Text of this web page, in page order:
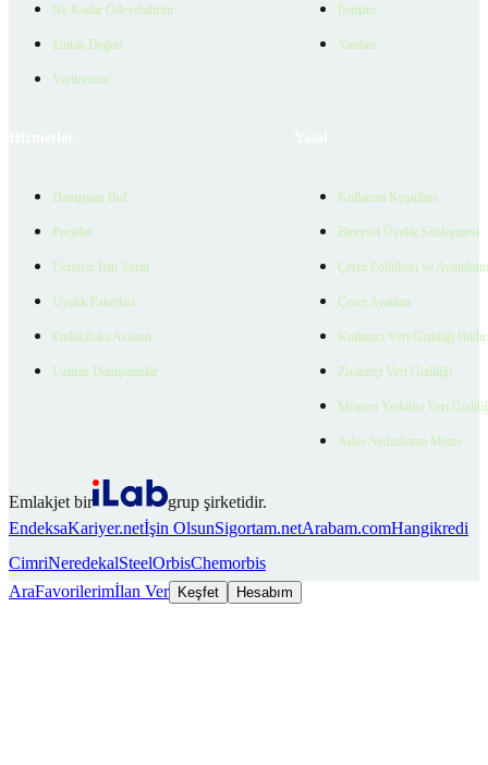
Ne Kadar Ödeyebilirim
Emlak Değeri
Verilerimiz
İletişim
Yardım
Danışman Bul
Projeler
Ücretsiz İlan Verin
Üyelik Paketleri
EmlakZeka Asistan
Uzman Danışmanlar
Kullanım Koşulları
Bireysel Üyelik Sözleşmesi
Çerez Politikası ve
Çerez Ayarları
Kullanıcı Veri Gizliliği
Ziyaretçi Veri Gizliliği
Müşteri Yetkilisi Veri
Aday Aydınlatma Metni
Emlakjet bir
grup şirketidir.
EndeksaKariyer.netİşin OlsunSigortam.netArabam.comHangikredi
CimriNeredekalSteelOrbisChemorbis
AraFavorilerimİlan Ver Keşfet Hesabım